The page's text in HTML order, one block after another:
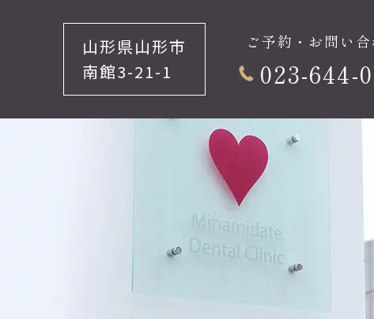
山形県山形市
南館3-21-1
ご予約・お問い合
023-644-